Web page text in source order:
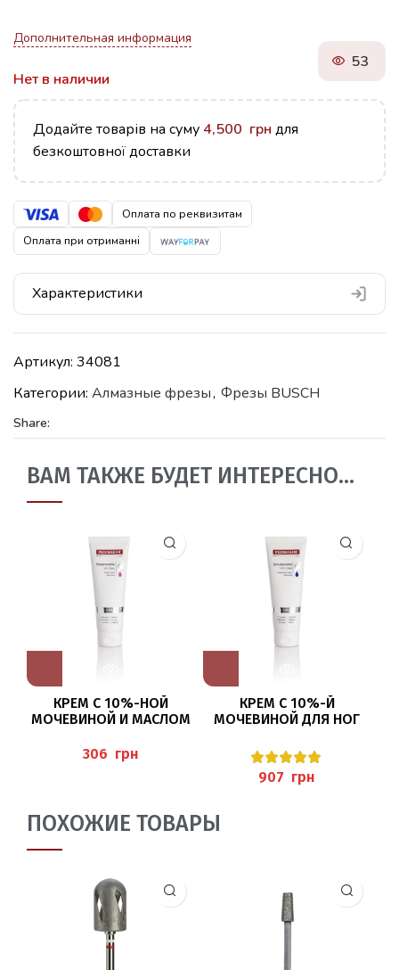
Дополнительная информация
Нет в наличии
53
Додайте товарів на суму 4,500 грн для
безкоштовної доставки
Оплата по реквизитам
Оплата при отриманні
Характеристики
Артикул: 34081
Категории: Алмазные фрезы, Фрезы BUSCH
Share:
ВАМ ТАКЖЕ БУДЕТ ИНТЕРЕСНО…
КРЕМ С 10%-НОЙ
МОЧЕВИНОЙ И МАСЛОМ
(ROSE CREAM),
PEDIBAEHR
грн
КРЕМ С 10%-Й
МОЧЕВИНОЙ ДЛЯ НОГ
FOOTCREAM), PEDIBAEHR
грн
ПОХОЖИЕ ТОВАРЫ